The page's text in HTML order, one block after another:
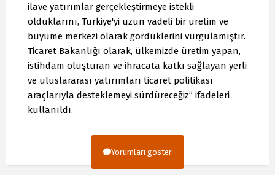
ilave yatırımlar gerçekleştirmeye istekli
olduklarını, Türkiye'yi uzun vadeli bir üretim ve
büyüme merkezi olarak gördüklerini vurgulamıştır.
Ticaret Bakanlığı olarak, ülkemizde üretim yapan,
istihdam oluşturan ve ihracata katkı sağlayan yerli
ve uluslararası yatırımları ticaret politikası
araçlarıyla desteklemeyi sürdüreceğiz” ifadeleri
kullanıldı.
Yorumları göster